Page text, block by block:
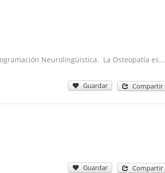
Neurolingüistica. La Osteopatía es...
Guardar Compartir
Guardar Compartir